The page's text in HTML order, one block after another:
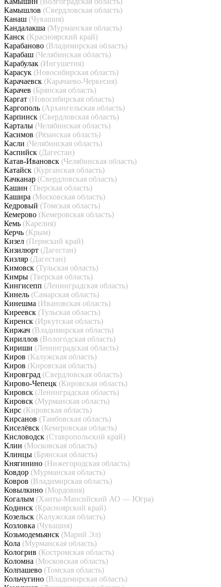
Камышлов (Свердловская область)
Канаш (Чувашия)
Кандалакша (Мурманская область)
Канск (Красноярский край)
Карабаново (Владимирская область)
Карабаш (Челябинская область)
Карабулак (Ингушетия)
Карасук (Новосибирская область)
Карачаевск (Карачаево-Черкесия)
Карачев (Брянская область)
Каргат (Новосибирская область)
Каргополь (Архангельская область)
Карпинск (Свердловская область)
Карталы (Челябинская область)
Касимов (Рязанская область)
Касли (Челябинская область)
Каспийск (Дагестан)
Катав-Ивановск (Челябинская область)
Катайск (Курганская область)
Качканар (Свердловская область)
Кашин (Тверская область)
Кашира (Московская область)
Кедровый (Томская область)
Кемерово (Кемеровская область)
Кемь (Карелия)
Керчь (Крым)
Кизел (Пермский край)
Кизилюрт (Дагестан)
Кизляр (Дагестан)
Кимовск (Тульская область)
Кимры (Тверская область)
Кингисепп (Ленинградская область)
Кинель (Самарская область)
Кинешма (Ивановская область)
Киреевск (Тульская область)
Киренск (Иркутская область)
Киржач (Владимирская область)
Кириллов (Вологодская область)
Кириши (Ленинградская область)
Киров (Калужская область)
Киров (Кировская область)
Кировград (Свердловская область)
Кирово-Чепецк (Кировская область)
Кировск (Ленинградская область)
Кировск (Мурманская область)
Кирс (Кировская область)
Кирсанов (Тамбовская область)
Киселёвск (Кемеровская область)
Кисловодск (Ставропольский край)
Клин (Московская область)
Клинцы (Брянская область)
Княгинино (Нижегородская область)
Ковдор (Мурманская область)
Ковров (Владимирская область)
Ковылкино (Мордовия)
Когалым (Ханты-Мансийский АО — Югра)
Кодинск (Красноярский край)
Козельск (Калужская область)
Козловка (Чувашия)
Козьмодемьянск (Марий Эл)
Кола (Мурманская область)
Кологрив (Костромская область)
Коломна (Московская область)
Колпашево (Томская область)
Кольчугино (Владимирская область)